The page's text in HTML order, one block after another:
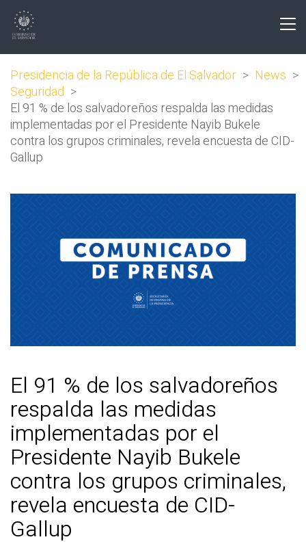
Presidencia de la República de El Salvador > News >
Seguridad >
El 91 % de los salvadoreños respalda las medidas
implementadas por el Presidente Nayib Bukele
contra los grupos criminales, revela encuesta de CID-
Gallup
El 91 % de los salvadoreños
respalda las medidas
implementadas por el
Presidente Nayib Bukele
contra los grupos criminales,
revela encuesta de CID-
Gallup